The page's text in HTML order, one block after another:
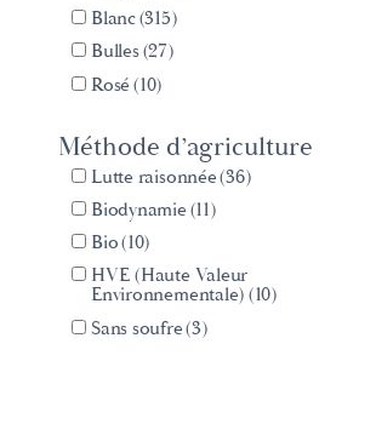
Blanc(315)
Bulles(27)
Rosé(10)
Méthode d’agriculture
Lutte raisonnée(36)
Biodynamie(11)
Bio(10)
HVE (Haute Valeur
Environnementale)(10)
Sans soufre(3)